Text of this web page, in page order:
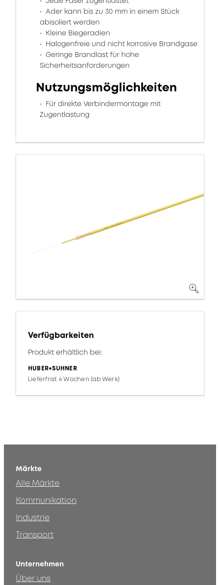
Ader kann bis zu 30 mm in einem Stück
abisoliert werden
Kleine Biegeradien
Halogenfreie und nicht korrosive Brandgase
Geringe Brandlast für hohe
Sicherheitsanforderungen
Nutzungsmöglichkeiten
Für direkte Verbindermontage mit
Zugentlastung
Verfügbarkeiten
Produkt erhältlich bei:
HUBER+SUHNER
Lieferfrist 4 Wochen (ab Werk)
Märkte
Alle Märkte
Kommunikation
Industrie
Transport
Unternehmen
Über uns